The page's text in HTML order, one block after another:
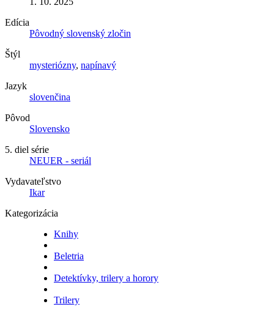
Edícia
Pôvodný slovenský zločin
Štýl
mysteriózny, napínavý
Jazyk
slovenčina
Pôvod
Slovensko
5. diel série
NEUER - seriál
Vydavateľstvo
Ikar
Kategorizácia
Knihy
Beletria
Detektívky, trilery a horory
Trilery